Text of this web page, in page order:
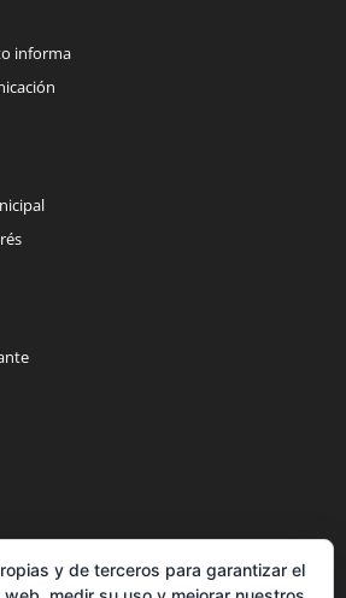
informa
y de terceros para garantizar el